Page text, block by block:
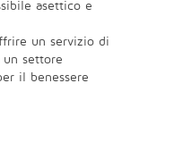
asettico e
un servizio di
settore
il benessere